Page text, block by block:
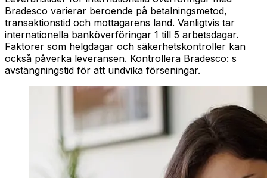
Bradesco varierar beroende på betalningsmetod,
transaktionstid och mottagarens land. Vanligtvis tar
internationella banköverföringar 1 till 5 arbetsdagar.
Faktorer som helgdagar och säkerhetskontroller kan
också påverka leveransen. Kontrollera Bradesco: s
avstängningstid för att undvika förseningar.